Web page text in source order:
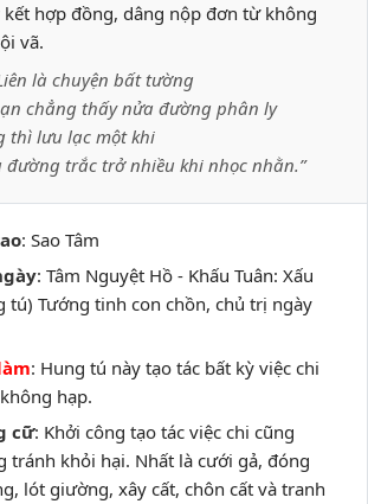
kết hợp đồng, dâng nộp đơn từ không
vã.
là chuyện bất tường
chẳng thấy nửa đường phân ly
thì lưu lạc một khi
đường trắc trở nhiều khi nhọc nhằn.”
: Sao Tâm
: Tâm Nguyệt Hồ - Khấu Tuân: Xấu
tú) Tướng tinh con chồn, chủ trị ngày
: Hung tú này tạo tác bất kỳ việc chi
hạp.
cữ: Khởi công tạo tác việc chi cũng
tránh khỏi hại. Nhất là cưới gả, đóng
lót giường, xây cất, chôn cất và tranh